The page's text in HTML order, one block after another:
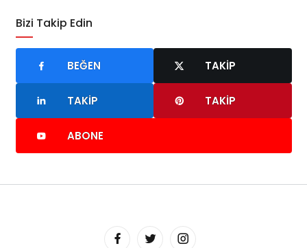
Bizi Takip Edin
BEĞEN TAKIP
TAKIP TAKIP
ABONE